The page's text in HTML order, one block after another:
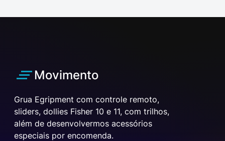
Movimento
Grua Egripment com controle remoto,
sliders, dollies Fisher 10 e 11, com trilhos,
além de desenvolvermos acessórios
especiais por encomenda.